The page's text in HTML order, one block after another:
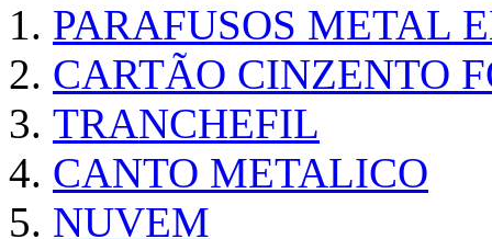
PARAFUSOS METAL
CARTÃO CINZENTO
TRANCHEFIL
CANTO METALICO
NUVEM